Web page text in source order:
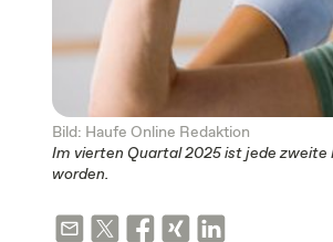
Bild: Haufe Online Redaktion
Im vierten Quartal 2025 ist jede
worden.